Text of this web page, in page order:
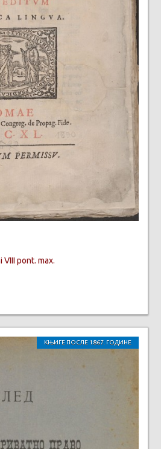
VIII pont. max.
КЊИГЕ ПОСЛЕ 1867. ГОДИНЕ